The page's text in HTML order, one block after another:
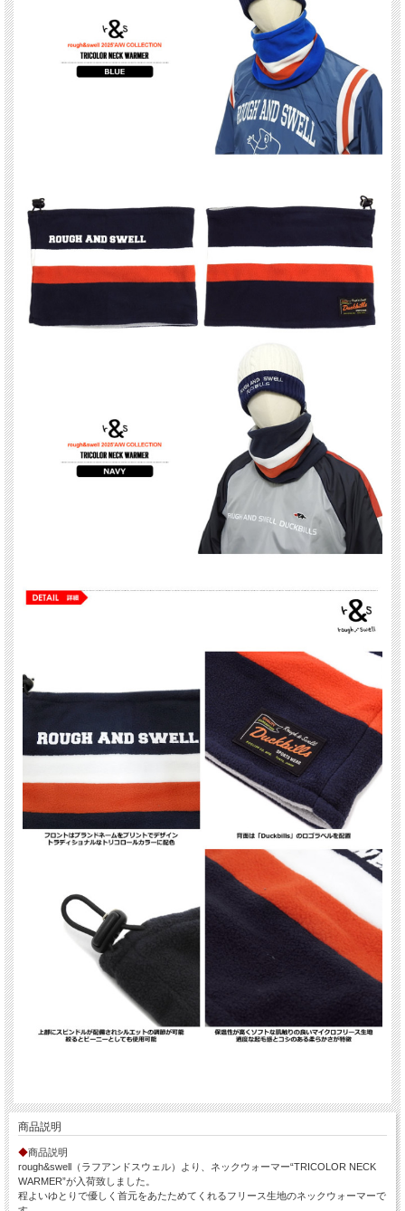
商品説明
◆商品説明
rough&swell（ラフアンドスウェル）より、ネックウォーマー“TRICOLOR NECK
WARMER”が入荷致しました。
程よいゆとりで優しく首元をあたためてくれるフリース生地のネックウォーマーで